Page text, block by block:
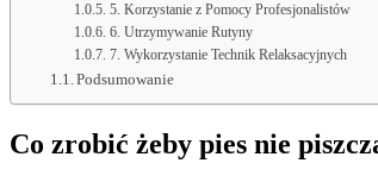
5. Korzystanie z Pomocy Profesjonalistów
6. Utrzymywanie Rutyny
7. Wykorzystanie Technik Relaksacyjnych
Podsumowanie
Co zrobić żeby pies nie